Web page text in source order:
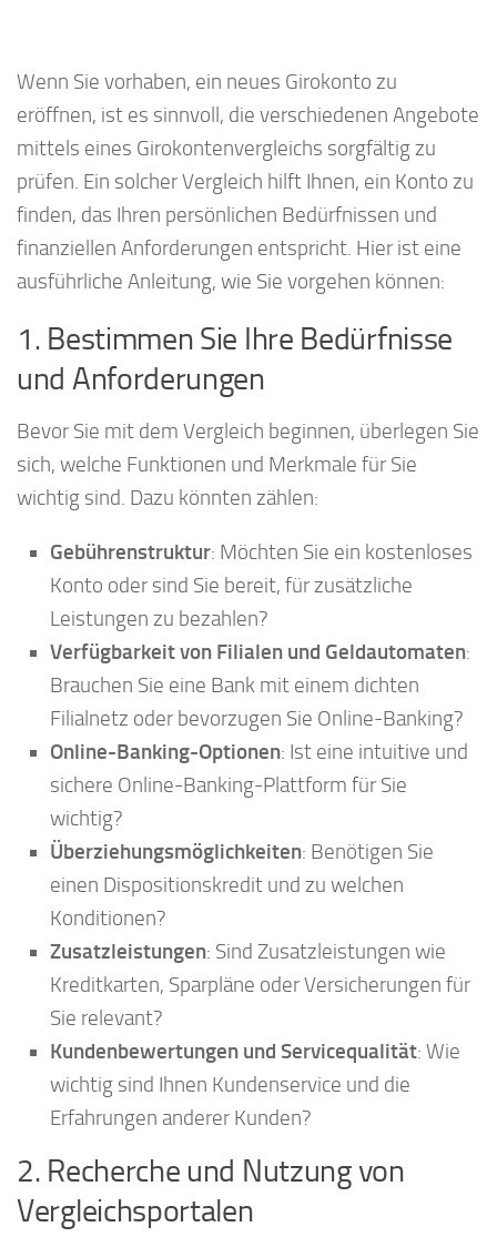
Wenn Sie vorhaben, ein neues Girokonto zu
eröffnen, ist es sinnvoll, die verschiedenen Angebote
mittels eines Girokontenvergleichs sorgfältig zu
prüfen. Ein solcher Vergleich hilft Ihnen, ein Konto zu
finden, das Ihren persönlichen Bedürfnissen und
finanziellen Anforderungen entspricht. Hier ist eine
ausführliche Anleitung, wie Sie vorgehen können:
1. Bestimmen Sie Ihre Bedürfnisse
und Anforderungen
Bevor Sie mit dem Vergleich beginnen, überlegen Sie
sich, welche Funktionen und Merkmale für Sie
wichtig sind. Dazu könnten zählen:
Gebührenstruktur: Möchten Sie ein kostenloses
Konto oder sind Sie bereit, für zusätzliche
Leistungen zu bezahlen?
Verfügbarkeit von Filialen und Geldautomaten:
Brauchen Sie eine Bank mit einem dichten
Filialnetz oder bevorzugen Sie Online-Banking?
Online-Banking-Optionen: Ist eine intuitive und
sichere Online-Banking-Plattform für Sie
wichtig?
Überziehungsmöglichkeiten: Benötigen Sie
einen Dispositionskredit und zu welchen
Konditionen?
Zusatzleistungen: Sind Zusatzleistungen wie
Kreditkarten, Sparpläne oder Versicherungen für
Sie relevant?
Kundenbewertungen und Servicequalität: Wie
wichtig sind Ihnen Kundenservice und die
Erfahrungen anderer Kunden?
2. Recherche und Nutzung von
Vergleichsportalen